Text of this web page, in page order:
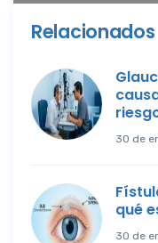
Relacionados
30 de
qué
30 de